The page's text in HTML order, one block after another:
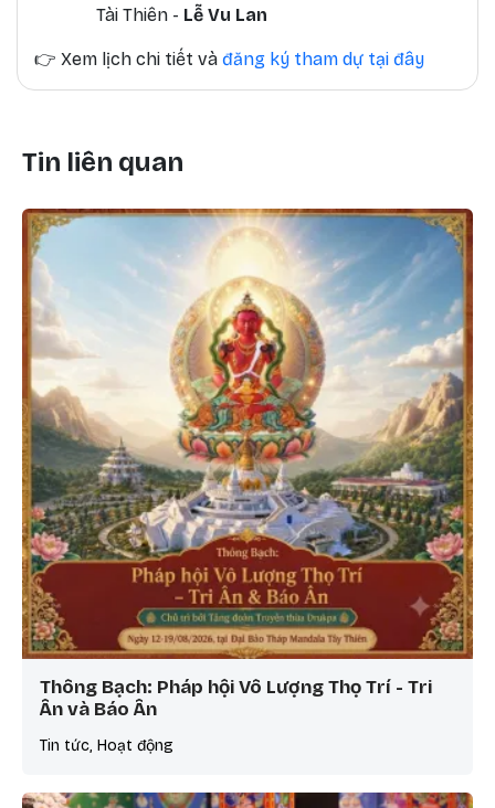
Tài Thiên - Lễ Vu Lan
👉 Xem lịch chi tiết và đăng ký tham dự tại đây
Tin liên quan
Thông Bạch: Pháp hội Vô Lượng Thọ Trí - Tri
Ân và Báo Ân
Tin tức, Hoạt động